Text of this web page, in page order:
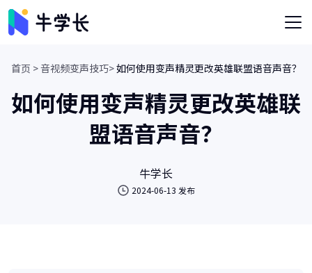
首页 >音视频变声技巧>如何使用变声精灵更改英雄联盟语音声音？
如何使用变声精灵更改英雄联
盟语音声音？
牛学长
2024-06-13 发布